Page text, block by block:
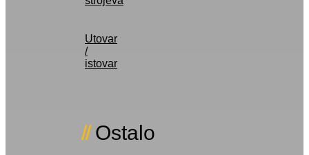
Utovar
/
istovar
Ostalo